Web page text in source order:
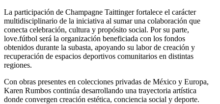
La participación de Champagne Taittinger fortalece el carácter
multidisciplinario de la iniciativa al sumar una colaboración que
conecta celebración, cultura y propósito social. Por su parte,
love.fútbol será la organización beneficiada con los fondos
obtenidos durante la subasta, apoyando su labor de creación y
recuperación de espacios deportivos comunitarios en distintas
regiones.
Con obras presentes en colecciones privadas de México y Europa,
Karen Rumbos continúa desarrollando una trayectoria artística
donde convergen creación estética, conciencia social y deporte.